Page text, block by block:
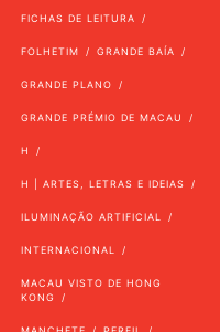
FICHAS DE LEITURA
FOLHETIM GRANDE BAÍA
GRANDE PLANO
GRANDE PRÉMIO DE MACAU
H
H | ARTES, LETRAS E IDEIAS
ILUMINAÇÃO ARTIFICIAL
INTERNACIONAL
MACAU VISTO DE HONG
KONG